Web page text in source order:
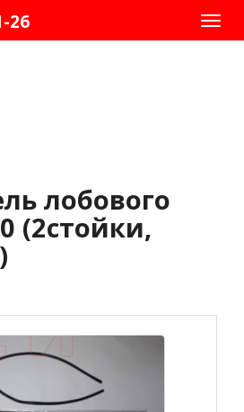
26
лобового
(2стойки,